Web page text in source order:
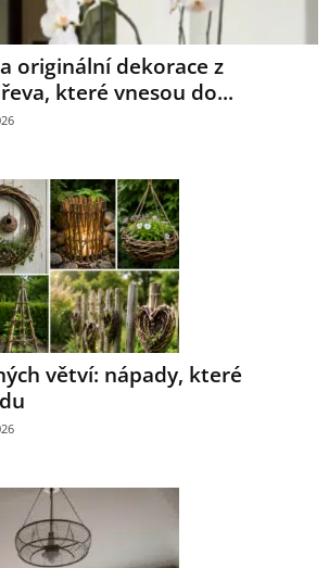
originální dekorace z
které vnesou do...
větví: nápady, které